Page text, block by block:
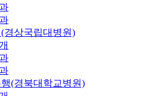
경상국립대병원)
(경북대학교병원)